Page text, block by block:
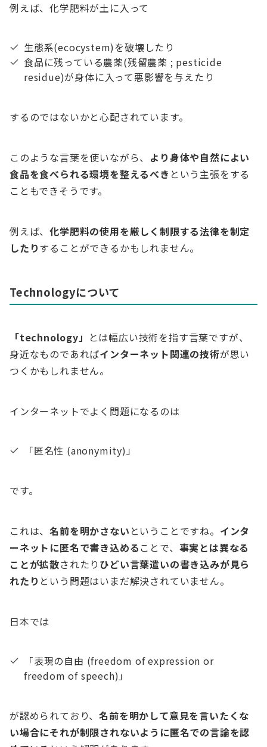
例えば、化学肥料が土に入って
生態系(ecocystem)を破壊したり
食品に残っている農薬(残留農薬 ; pesticide
residue)が身体に入って悪影響を与えたり
するのではないかと心配されています。
このような言葉を使いながら、 より身体や自然によい
食品を食べられる環境を整えるべき という主張をする
こともできそうです。
例えば、化学肥料の使用を厳しく制限する法律を制定
したりすることができるかもしれません。
Technologyについて
「technology」 とは幅広い技術を指す言葉ですが、
身近なものであればインターネット関連の技術が思い
つくかもしれません。
インターネットでよく問題になるのは
「匿名性 (anonymity)」
です。
これは、名前を明かさない ということですね。 インタ
ーネットに匿名で書き込める ことで、 事実とは異なる
ことが拡散されたり ひどい言葉遣いの書き込みが見ら
れたり という問題はいまだ解決されていません。
日本では
「表現の自由 (freedom of expression or
freedom of speech)」
が認められており、名前を明かして意見を言いたくな
い場合にそれが制限されないように匿名での言論を認